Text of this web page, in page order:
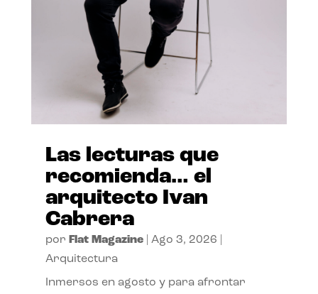
Las lecturas que
recomienda… el
arquitecto Ivan
Cabrera
por Flat Magazine| Ago 3, 2026
Arquitectura
Inmersos en agosto y para afrontar